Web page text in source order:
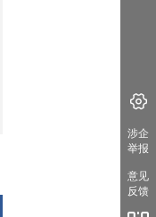
涉企
举报
意见
反馈